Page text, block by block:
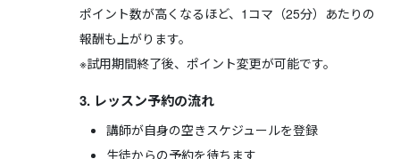
ポイント数が高くなるほど、1コマ（25分）あたりの
報酬も上がります。
※試用期間終了後、ポイント変更が可能です。
3. レッスン予約の流れ
講師が自身の空きスケジュールを登録
生徒からの予約を待ちます